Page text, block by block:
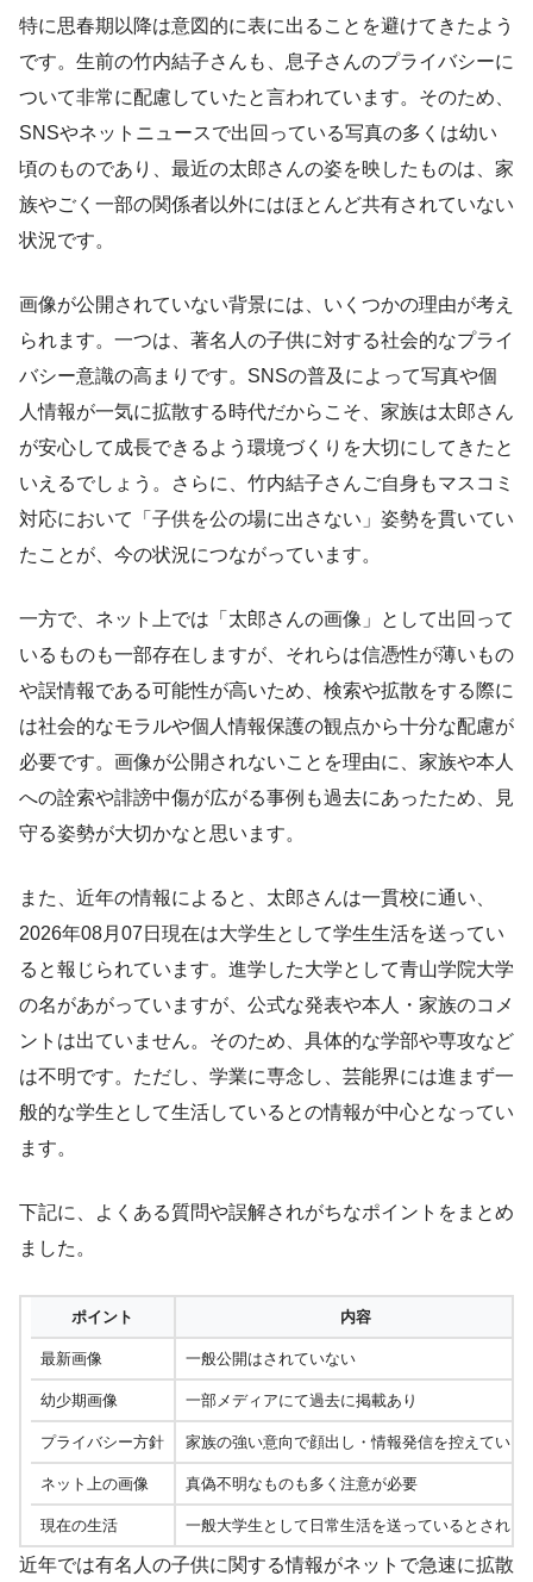
特に思春期以降は意図的に表に出ることを避けてきたよう
です。生前の竹内結子さんも、息子さんのプライバシーに
ついて非常に配慮していたと言われています。そのため、
SNSやネットニュースで出回っている写真の多くは幼い
頃のものであり、最近の太郎さんの姿を映したものは、家
族やごく一部の関係者以外にはほとんど共有されていない
状況です。
画像が公開されていない背景には、いくつかの理由が考え
られます。一つは、著名人の子供に対する社会的なプライ
バシー意識の高まりです。SNSの普及によって写真や個
人情報が一気に拡散する時代だからこそ、家族は太郎さん
が安心して成長できるよう環境づくりを大切にしてきたと
いえるでしょう。さらに、竹内結子さんご自身もマスコミ
対応において「子供を公の場に出さない」姿勢を貫いてい
たことが、今の状況につながっています。
一方で、ネット上では「太郎さんの画像」として出回って
いるものも一部存在しますが、それらは信憑性が薄いもの
や誤情報である可能性が高いため、検索や拡散をする際に
は社会的なモラルや個人情報保護の観点から十分な配慮が
必要です。画像が公開されないことを理由に、家族や本人
への詮索や誹謗中傷が広がる事例も過去にあったため、見
守る姿勢が大切かなと思います。
また、近年の情報によると、太郎さんは一貫校に通い、
2026年08月07日現在は大学生として学生生活を送ってい
ると報じられています。進学した大学として青山学院大学
の名があがっていますが、公式な発表や本人・家族のコメ
ントは出ていません。そのため、具体的な学部や専攻など
は不明です。ただし、学業に専念し、芸能界には進まず一
般的な学生として生活しているとの情報が中心となってい
ます。
下記に、よくある質問や誤解されがちなポイントをまとめ
ました。
ポイント 内容
最新画像 一般公開はされていない
幼少期画像 一部メディアにて過去に掲載あり
プライバシー方針 家族の強い意向で顔出し・情報発信を控えている
ネット上の画像 真偽不明なものも多く注意が必要
現在の生活 一般大学生として日常生活を送っているとされる
近年では有名人の子供に関する情報がネットで急速に拡散